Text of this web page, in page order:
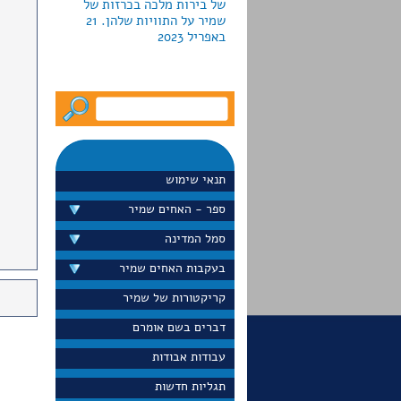
לקראת חג החנוכה2022 מוציאה
גלריה פרקש ביפו כרזות
צבאיות למכירה; חמש מהן
המחירים נעים מ-790 עד יותר
מ-5000 דולר
דייויד סלע הציג בערוץ 13 את
כרזת הדואר "הקדם במשלוח
ברכותיך לחגים" שעיצבו
האחים שמיר בראשית שנות
ה-60 הוא גם הציג את הכרזה
באתר הפופולרי שלו
"נוסטלגיה". ספטמבר 2022
תנאי שימוש
ספר - האחים שמיר
סמל המדינה
בעקבות האחים שמיר
קריקטורות של שמיר
דברים בשם אומרם
עבודות אבודות
תגליות חדשות